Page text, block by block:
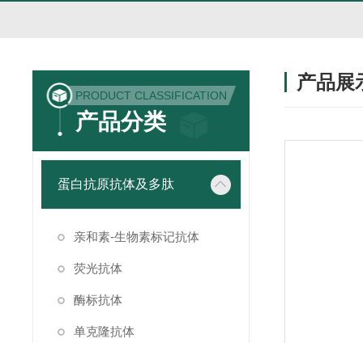
PRODUCT CLASSIFICATION
产品分类
蛋白抗原抗体及多肽
亲和素-生物素标记抗体
荧光抗体
酶标抗体
单克隆抗体
产品展